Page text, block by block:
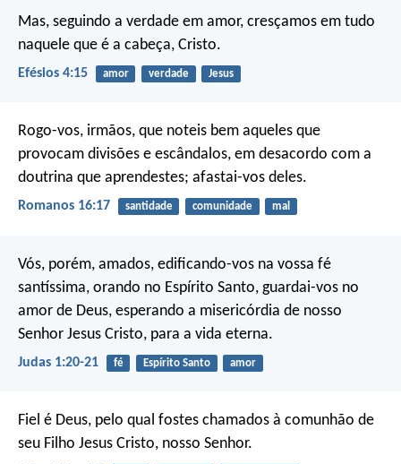
Mas, seguindo a verdade em amor, cresçamos em tudo
naquele que é a cabeça, Cristo.
Efésios 4:15 amor verdade Jesus
Rogo-vos, irmãos, que noteis bem aqueles que
provocam divisões e escândalos, em desacordo com a
doutrina que aprendestes; afastai-vos deles.
Romanos 16:17 santidade comunidade mal
Vós, porém, amados, edificando-vos na vossa fé
santíssima, orando no Espírito Santo, guardai-vos no
amor de Deus, esperando a misericórdia de nosso
Senhor Jesus Cristo, para a vida eterna.
Judas 1:20-21 fé Espírito Santo amor
Fiel é Deus, pelo qual fostes chamados à comunhão de
seu Filho Jesus Cristo, nosso Senhor.